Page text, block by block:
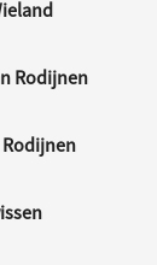
Rodijnen